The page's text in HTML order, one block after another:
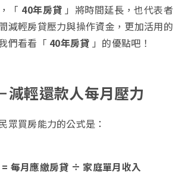
「 40年房貸 」將時間延長，也代表者
減輕房貸壓力與操作資金，更加活用的
們看看「 40年房貸 」的優點吧！
減輕還款人每月壓力
眾買房能力的公式是：
每月應繳房貸 ÷ 家庭單月收入